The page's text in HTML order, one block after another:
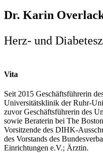
Dr. Karin
Herz- und
Vita
Seit 2015 Geschäftsführerin
Universitätsklinik der Ruhr-
zuvor Geschäftsführerin des
sowie Beraterin bei The
Vorsitzende des DIHK-
des Vorstands des
Einrichtungen e.V.; Ärztin.